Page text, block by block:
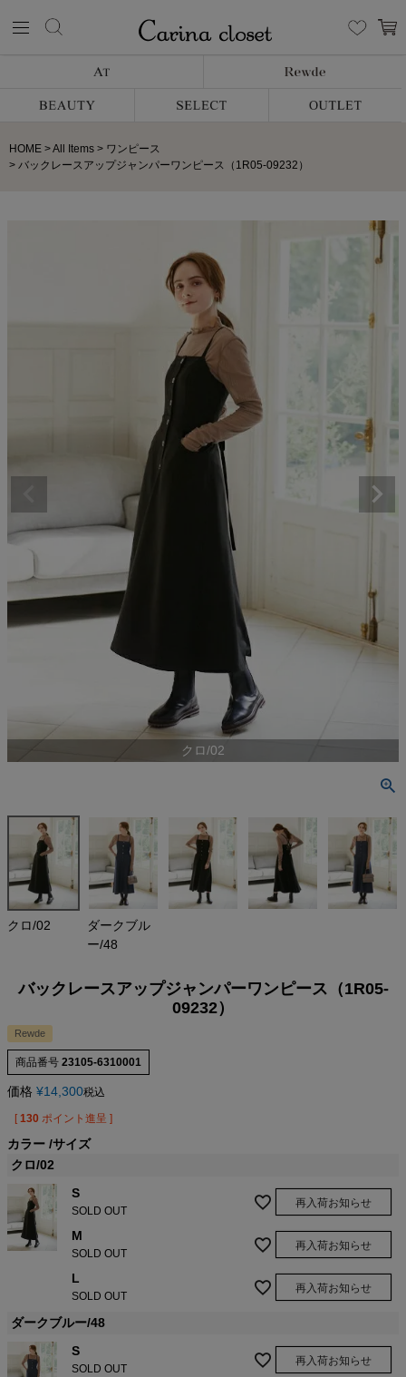
HOME All Items
ワンピース
バックレースアップジャンパーワンピース（1R05-09232）
クロ/02
クロ/02
ダークブル
ー/48
バックレースアップジャンパーワンピース（1R05-
09232）
Rewde
商品番号 23105-6310001
価格 ¥14,300税込
[ 130 ポイント進呈 ]
カラー サイズ
クロ/02
S
SOLD OUT
再入荷お知らせ
M
SOLD OUT
再入荷お知らせ
L
SOLD OUT
再入荷お知らせ
ダークブルー/48
S
SOLD OUT
再入荷お知らせ